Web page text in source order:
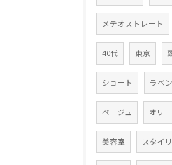
メテオストレート
40代 東京
ショート ラベ
ベージュ オリ
美容室 スタイ